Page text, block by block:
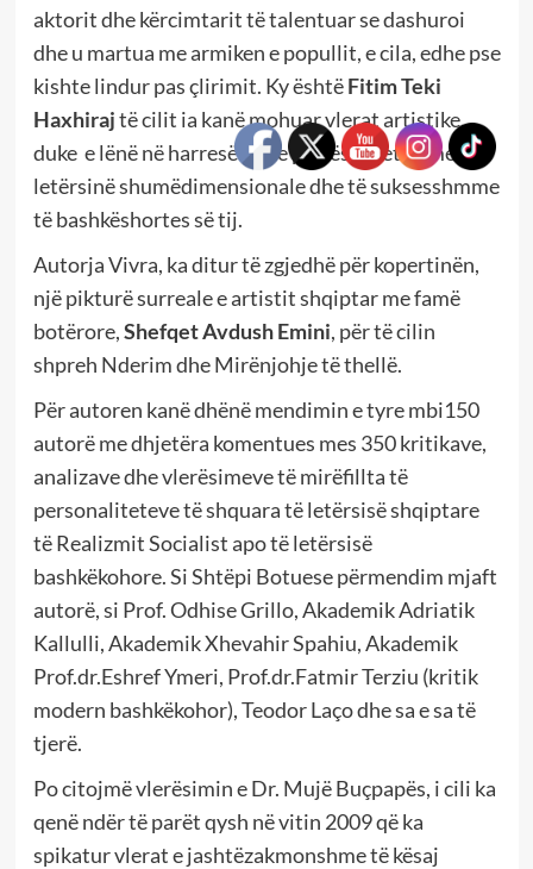
aktorit dhe kërcimtarit të talentuar se dashuroi
dhe u martua me armiken e popullit, e cila, edhe pse
kishte lindur pas çlirimit. Ky ështëFitim Teki
Haxhirajtë cilit ia kanë mohuar vlerat artistike,
duke e lënë në harresë por e plotësoi veten me
letërsinë shumëdimensionale dhe të suksesshmme
të bashkëshortes së tij.
Autorja Vivra, ka ditur të zgjedhë për kopertinën,
një pikturë surreale e artistit shqiptar me famë
botërore,Shefqet Avdush Emini, për të cilin
shpreh Nderim dhe Mirënjohje të thellë.
Për autoren kanë dhënë mendimin e tyre mbi150
autorë me dhjetëra komentues mes 350 kritikave,
analizave dhe vlerësimeve të mirëfillta të
personaliteteve të shquara të letërsisë shqiptare
të Realizmit Socialist apo të letërsisë
bashkëkohore. Si Shtëpi Botuese përmendim mjaft
autorë, si Prof. Odhise Grillo, Akademik Adriatik
Kallulli, Akademik Xhevahir Spahiu, Akademik
Prof.dr.Eshref Ymeri, Prof.dr.Fatmir Terziu (kritik
modern bashkëkohor), Teodor Laço dhe sa e sa të
tjerë.
Po citojmë vlerësimin e Dr. Mujë Buçpapës, i cili ka
qenë ndër të parët qysh në vitin 2009 që ka
spikatur vlerat e jashtëzakmonshme të kësaj